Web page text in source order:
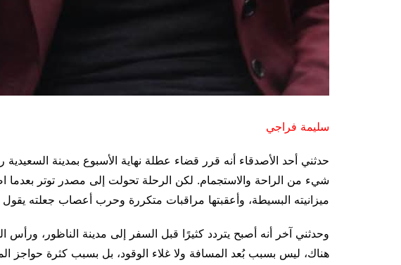
سليمة فراجي
حدثني أحد الأصدقاء أنه قرر قضاء عطلة نهاية الأسبوع بمدينة
شيء من الراحة والاستجمام. لكن الرحلة تحولت إلى مصدر توتر
ميزانيته البسيطة، وأعقبتها مراقبات متكررة وحرب أعصاب جعلته يقول
وحدثني آخر أنه أصبح يتردد كثيرًا قبل السفر إلى مدينة الناظور،
هناك، ليس بسبب بُعد المسافة ولا غلاء الوقود، بل بسبب كثرة حواجز